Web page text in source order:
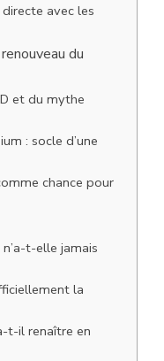
directe avec les
du
et du mythe
: socle d’une
chance pour
t-elle jamais
la
t-il renaître en